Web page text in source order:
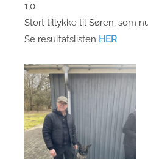
1,0
Stort tillykke til Søren, som
Se resultatslisten HER